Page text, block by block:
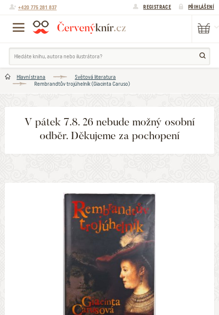
+420 775 281 837 REGISTRACE PŘIHLÁŠENÍ
Hlavní strana
Světová literatura
Rembrandtův trojúhelník (Giacinta Caruso)
V pátek 7.8. 26 nebude možný osobní
odběr. Děkujeme za pochopení